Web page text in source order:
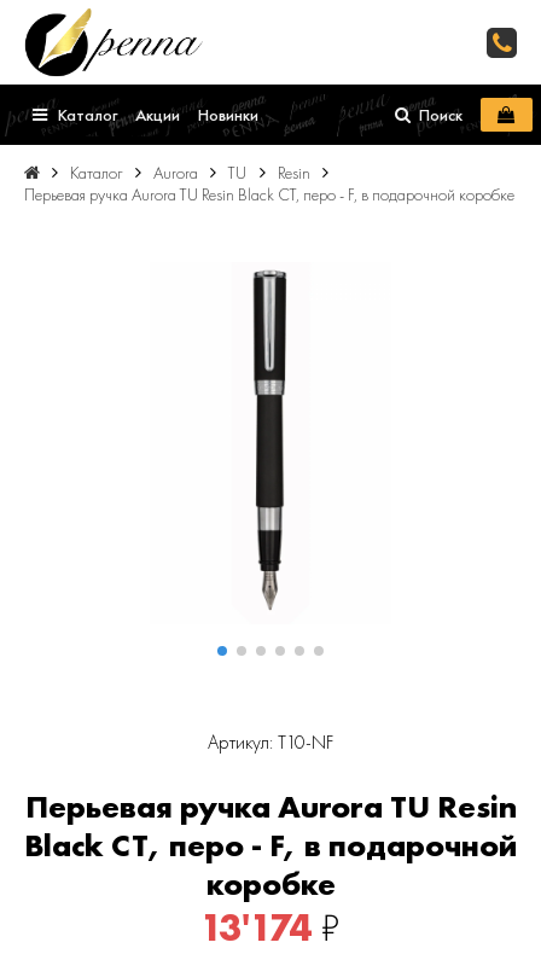
Каталог Акции Новинки Поиск
Каталог Aurora TU
Resin
Перьевая ручка Aurora TU Resin Black CT, перо - F, в подарочной коробке
Артикул: T10-NF
Перьевая ручка Aurora TU Resin
Black CT, перо - F, в подарочной
коробке
13'174 ₽